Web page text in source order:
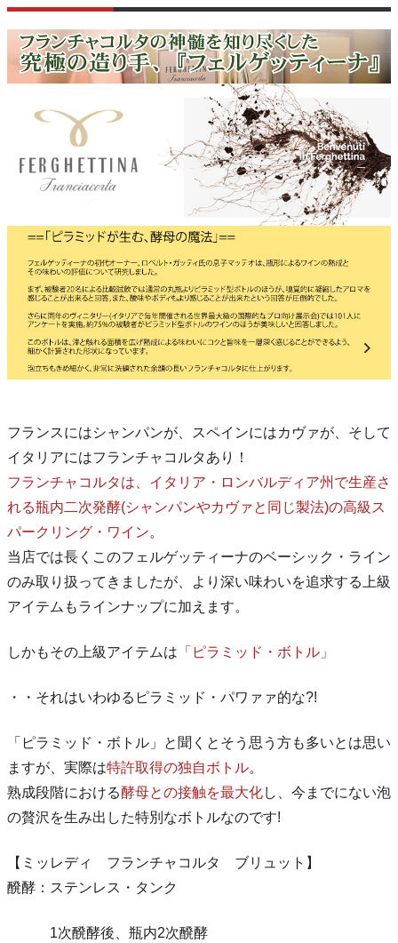
フランスにはシャンパンが、スペインにはカヴァが、そして
イタリアにはフランチャコルタあり！
フランチャコルタは、イタリア・ロンバルディア州で生産さ
れる瓶内二次発酵(シャンパンやカヴァと同じ製法)の高級ス
パークリング・ワイン。
当店では長くこのフェルゲッティーナのベーシック・ライン
のみ取り扱ってきましたが、より深い味わいを追求する上級
アイテムもラインナップに加えます。
しかもその上級アイテムは 「ピラミッド・ボトル」
・・それはいわゆるピラミッド・パワァァ的な?!
「ピラミッド・ボトル」と聞くとそう思う方も多いとは思い
ますが、実際は特許取得の独自ボトル。
熟成段階における酵母との接触を最大化し、今までにない泡
の贅沢を生み出した特別なボトルなのです!
【ミッレディ フランチャコルタ ブリュット】
醗酵：ステンレス・タンク
1次醗酵後、瓶内2次醗酵